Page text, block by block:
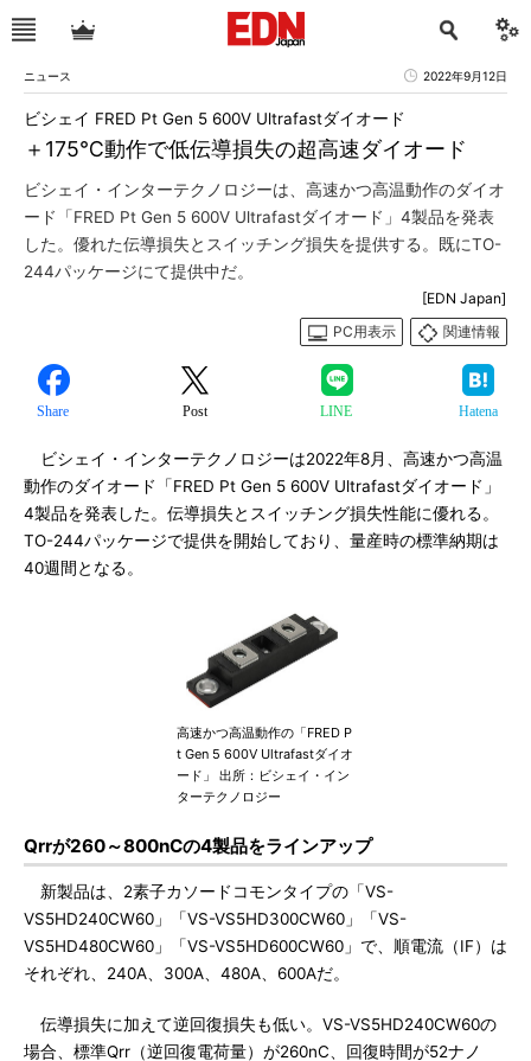
ニュース 2022年9月12日
＋175℃動作で低伝導損失の超高速ダイオード
ビシェイ FRED Pt Gen 5 600V Ultrafastダイオード
ビシェイ・インターテクノロジーは、高速かつ高温動作のダイオ
ード「FRED Pt Gen 5 600V Ultrafastダイオード」4製品を発表
した。優れた伝導損失とスイッチング損失を提供する。既にTO-
244パッケージにて提供中だ。
[EDN Japan]
PC用表示
関連情報
Share Post LINE Hatena
ビシェイ・インターテクノロジーは2022年8月、高速かつ高温
動作のダイオード「FRED Pt Gen 5 600V Ultrafastダイオード」
4製品を発表した。伝導損失とスイッチング損失性能に優れる。
TO-244パッケージで提供を開始しており、量産時の標準納期は
40週間となる。
高速かつ高温動作の「FRED P
t Gen 5 600V Ultrafastダイオ
ード」 出所：ビシェイ・イン
ターテクノロジー
Qrrが260～800nCの4製品をラインアップ
新製品は、2素子カソードコモンタイプの「VS-
VS5HD240CW60」「VS-VS5HD300CW60」「VS-
VS5HD480CW60」「VS-VS5HD600CW60」で、順電流（IF）は
それぞれ、240A、300A、480A、600Aだ。
伝導損失に加えて逆回復損失も低い。VS-VS5HD240CW60の
場合、標準Qrr（逆回復電荷量）が260nC、回復時間が52ナノ